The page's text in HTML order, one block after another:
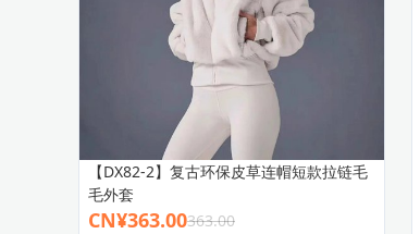
【DX82-2】复古环保皮草连帽短款拉链毛
毛外套
CN¥363.00363.00